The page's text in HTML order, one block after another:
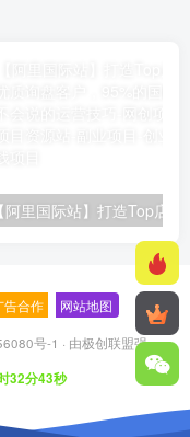
告合作 网站地图
号-1 · 由极创联盟强
32分44秒